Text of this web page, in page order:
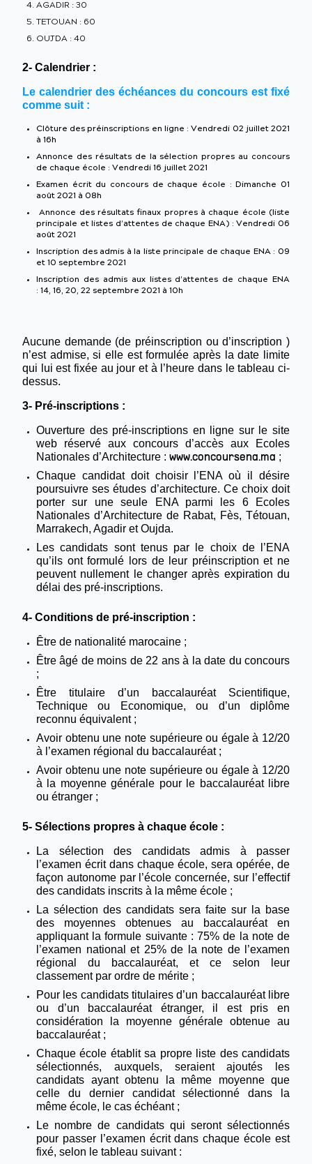
AGADIR : 30
TETOUAN : 60
OUJDA : 40
2- Calendrier :
Le calendrier des échéances du concours est fixé
comme suit :
Clôture des préinscriptions en ligne : Vendredi 02 juillet 2021
à 16h
Annonce des résultats de la sélection propres au concours
de chaque école : Vendredi 16 juillet 2021
Examen écrit du concours de chaque école : Dimanche 01
août 2021 à 08h
Annonce des résultats finaux propres à chaque école (liste
principale et listes d’attentes de chaque ENA) : Vendredi 06
août 2021
Inscription des admis à la liste principale de chaque ENA : 09
et 10 septembre 2021
Inscription des admis aux listes d’attentes de chaque ENA
: 14, 16, 20, 22 septembre 2021 à 10h
Aucune demande (de préinscription ou d’inscription )
n’est admise, si elle est formulée après la date limite
qui lui est fixée au jour et à l’heure dans le tableau ci-
dessus.
3- Pré-inscriptions :
Ouverture des pré-inscriptions en ligne sur le site
web réservé aux concours d’accès aux Ecoles
Nationales d’Architecture : www.concoursena.ma ;
Chaque candidat doit choisir l’ENA où il désire
poursuivre ses études d’architecture. Ce choix doit
porter sur une seule ENA parmi les 6 Ecoles
Nationales d’Architecture de Rabat, Fès, Tétouan,
Marrakech, Agadir et Oujda.
Les candidats sont tenus par le choix de l’ENA
qu’ils ont formulé lors de leur préinscription et ne
peuvent nullement le changer après expiration du
délai des pré-inscriptions.
4- Conditions de pré-inscription :
Être de nationalité marocaine ;
Être âgé de moins de 22 ans à la date du concours
;
Être titulaire d’un baccalauréat Scientifique,
Technique ou Economique, ou d’un diplôme
reconnu équivalent ;
Avoir obtenu une note supérieure ou égale à 12/20
à l’examen régional du baccalauréat ;
Avoir obtenu une note supérieure ou égale à 12/20
à la moyenne générale pour le baccalauréat libre
ou étranger ;
5- Sélections propres à chaque école :
La sélection des candidats admis à passer
l’examen écrit dans chaque école, sera opérée, de
façon autonome par l’école concernée, sur l’effectif
des candidats inscrits à la même école ;
La sélection des candidats sera faite sur la base
des moyennes obtenues au baccalauréat en
appliquant la formule suivante : 75% de la note de
l’examen national et 25% de la note de l’examen
régional du baccalauréat, et ce selon leur
classement par ordre de mérite ;
Pour les candidats titulaires d’un baccalauréat libre
ou d’un baccalauréat étranger, il est pris en
considération la moyenne générale obtenue au
baccalauréat ;
Chaque école établit sa propre liste des candidats
sélectionnés, auxquels, seraient ajoutés les
candidats ayant obtenu la même moyenne que
celle du dernier candidat sélectionné dans la
même école, le cas échéant ;
Le nombre de candidats qui seront sélectionnés
pour passer l’examen écrit dans chaque école est
fixé, selon le tableau suivant :